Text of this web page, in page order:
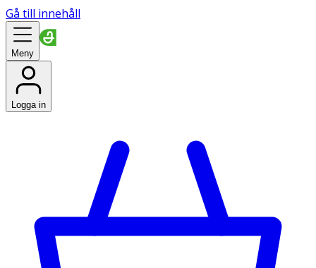
Gå till innehåll
Meny
Logga in